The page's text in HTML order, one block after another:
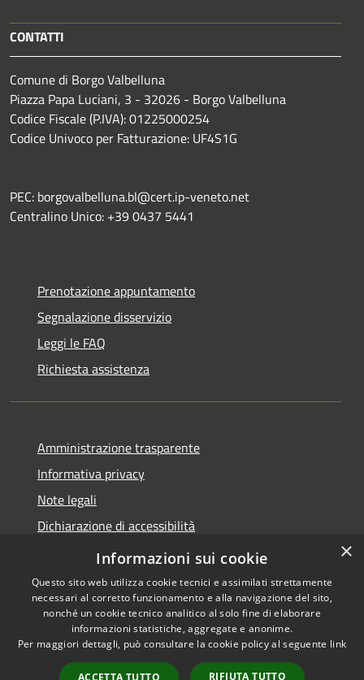
CONTATTI
Comune di Borgo Valbelluna
Piazza Papa Luciani, 3 - 32026 - Borgo Valbelluna
Codice Fiscale (P.IVA): 01225000254
Codice Univoco per Fatturazione: UF4S1G
PEC: borgovalbelluna.bl@cert.ip-veneto.net
Centralino Unico: +39 0437 5441
Prenotazione appuntamento
Segnalazione disservizio
Leggi le FAQ
Richiesta assistenza
Amministrazione trasparente
Informativa privacy
Note legali
Dichiarazione di accessibilità
Piano di miglioramento dei servizi
Accessibilità
Copyright © 2026 • Comune di
Borgo Valbelluna • Powered by
Municipium• Accesso
×
Informazioni sui cookie
Questo sito web utilizza cookie tecnici e assimilati strettamente
necessari al corretto funzionamento e alla navigazione del sito,
nonché un cookie tecnico analitico al solo fine di elaborare
informazioni statistiche, aggregate e anonime.
Per maggiori dettagli, può consultare la cookie policy al seguente link
ACCETTA TUTTO RIFIUTA TUTTO